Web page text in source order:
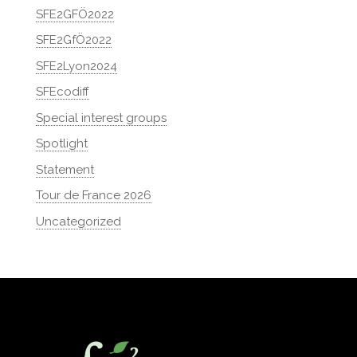
SFE2GFÖ2022
SFE2GfÖ2022
SFE2Lyon2024
SFEcodiff
Special interest groups
Spotlight
Statement
Tour de France 2026
Uncategorized